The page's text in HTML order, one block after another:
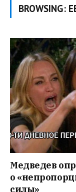
BROWSING:
Медведев
о
силы»